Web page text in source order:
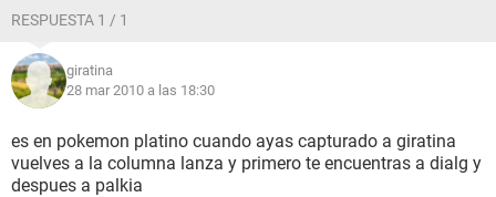
RESPUESTA 1 / 1
giratina
28 mar 2010 a las 18:30
es en pokemon platino cuando ayas capturado a giratina
vuelves a la columna lanza y primero te encuentras a dialg y
despues a palkia